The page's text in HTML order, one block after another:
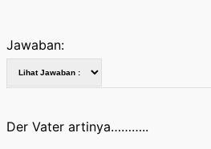
Jawaban:
Der Vater artinya………..